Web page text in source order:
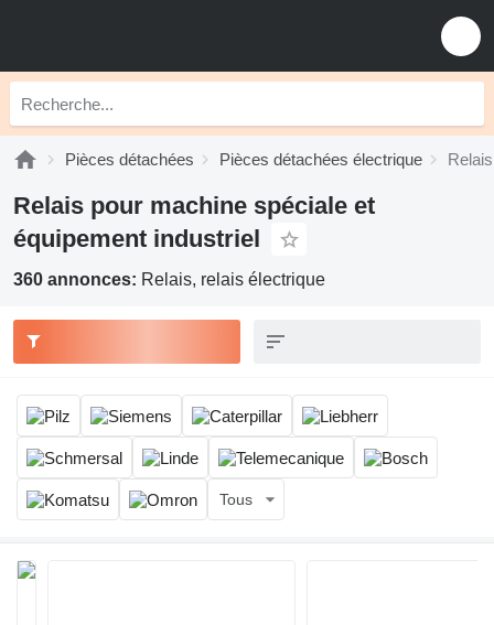
Pièces détachées Pièces détachées électrique Relais
Relais pour machine spéciale et
équipement industriel
360 annonces: Relais, relais électrique
Tous